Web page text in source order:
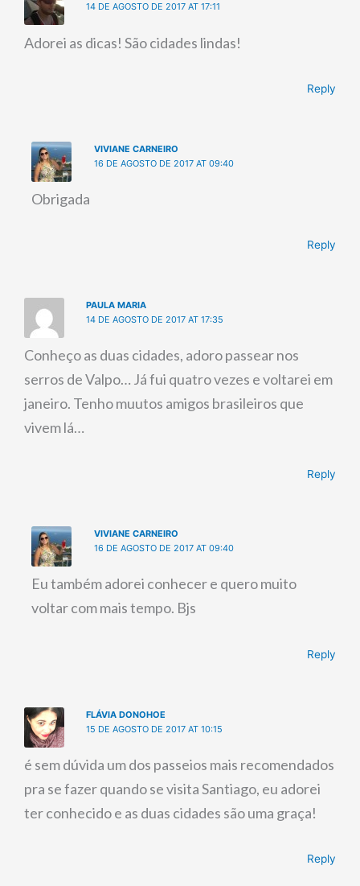
14 DE AGOSTO DE 2017 AT 17:11
Adorei as dicas! São cidades lindas!
Reply
VIVIANE CARNEIRO
16 DE AGOSTO DE 2017 AT 09:40
Obrigada
Reply
PAULA MARIA
14 DE AGOSTO DE 2017 AT 17:35
Conheço as duas cidades, adoro passear nos
serros de Valpo… Já fui quatro vezes e voltarei em
janeiro. Tenho muutos amigos brasileiros que
vivem lá…
Reply
VIVIANE CARNEIRO
16 DE AGOSTO DE 2017 AT 09:40
Eu também adorei conhecer e quero muito
voltar com mais tempo. Bjs
Reply
FLÁVIA DONOHOE
15 DE AGOSTO DE 2017 AT 10:15
é sem dúvida um dos passeios mais recomendados
pra se fazer quando se visita Santiago, eu adorei
ter conhecido e as duas cidades são uma graça!
Reply